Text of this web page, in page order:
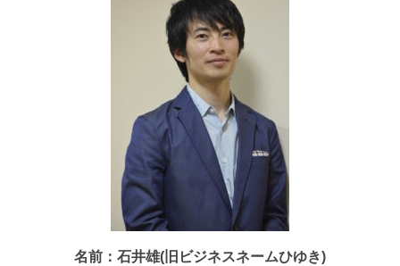
名前：石井雄(旧ビジネスネームひゆき)